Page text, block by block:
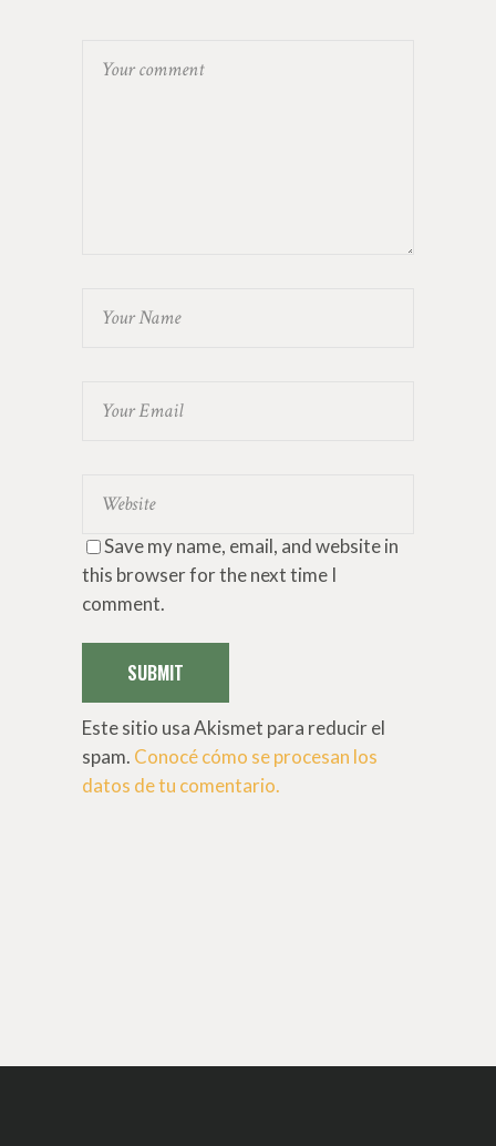
Save my name, email, and website in
this browser for the next time I
comment.
SUBMIT
Este sitio usa Akismet para reducir el
spam. Conocé cómo se procesan los
datos de tu comentario.